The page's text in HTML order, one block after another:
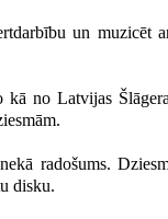
un muzicēt
no Latvijas
radošums.
disku.